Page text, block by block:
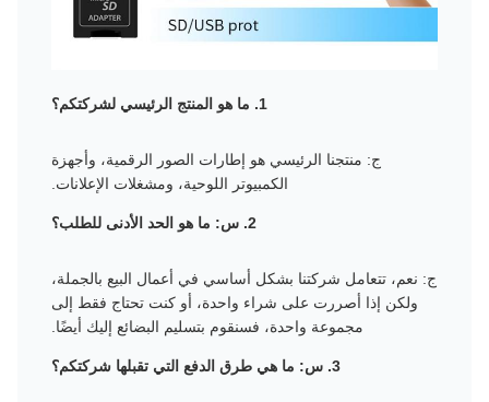
1. ما هو المنتج الرئيسي لشركتكم؟
ج: منتجنا الرئيسي هو إطارات الصور الرقمية، وأجهزة
الكمبيوتر اللوحية، ومشغلات الإعلانات.
2. س: ما هو الحد الأدنى للطلب؟
ج: نعم، تتعامل شركتنا بشكل أساسي في أعمال البيع بالجملة،
ولكن إذا أصررت على شراء واحدة، أو كنت تحتاج فقط إلى
مجموعة واحدة، فسنقوم بتسليم البضائع إليك أيضًا.
3. س: ما هي طرق الدفع التي تقبلها شركتكم؟